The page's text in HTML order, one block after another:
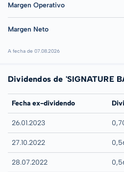
Margen Operativo
Margen Neto
A fecha de 07.08.2026
Dividendos de 'SIGNATURE
Fecha ex-dividendo
26.01.2023
27.10.2022
28.07.2022